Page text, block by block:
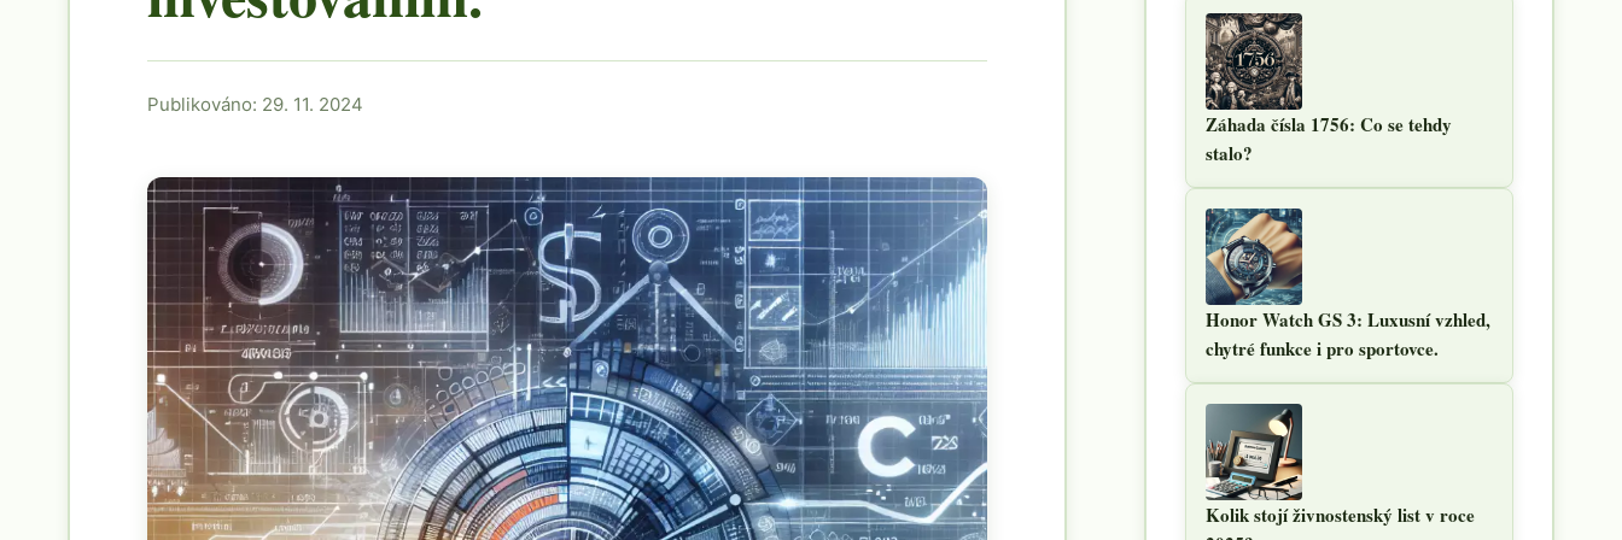
Publikováno: 29. 11. 2024
Záhada čísla 1756: Co se tehdy
stalo?
Honor Watch GS 3: Luxusní vzhled,
chytré funkce i pro sportovce.
Kolik stojí živnostenský list v roce